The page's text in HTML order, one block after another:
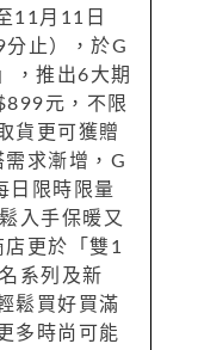
11月11日
分止），於G
，推出6大期
元，不限
貨更可獲贈
求漸增，G
日限時限量
入手保暖又
更於「雙1
系列及新
鬆買好買滿
多時尚可能